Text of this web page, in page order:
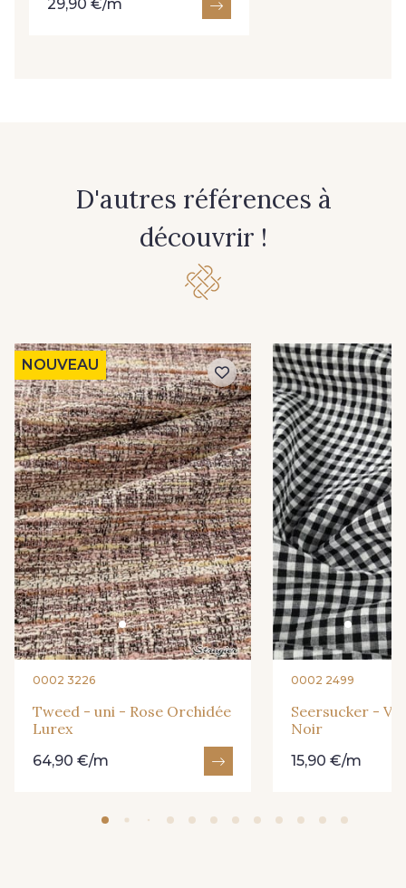
29,90 €/m
D'autres références à
découvrir !
NOUVEAU
0002 3226
Tweed - uni - Rose Orchidée
Lurex
64,90 €/m
0002 2499
Seersucker -
Noir
15,90 €/m